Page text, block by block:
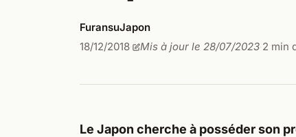
FuransuJapon
18/12/2018· Mis à jour le 28/07/2023·2 min
Le Japon cherche à posséder son